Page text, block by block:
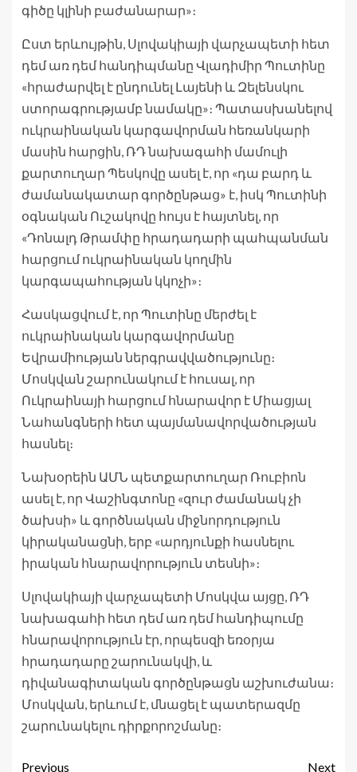
գիծը կլինի բաժանարար»։
Ըստ երևույթին, Սլովակիայի վարչապետի հետ
դեմ առ դեմ հանդիպմանը Վլադիմիր Պուտինը
«հրաժարվել է ընդունել Լայենի և Զելենսկու
ստորագրությամբ նամակը»։ Պատասխանելով
ուկրաինական կարգավորման հեռանկարի
մասին հարցին, ՌԴ նախագահի մամուլի
քարտուղար Պեսկովը ասել է, որ «դա բարդ և
ժամանակատար գործընթաց» է, իսկ Պուտինի
օգնական Ուշակովը հույս է հայտնել, որ
«Դոնալդ Թրամփը հրադադարի պահպանման
հարցում ուկրաինական կողմին
կարգապահության կկոչի»։
Հասկացվում է, որ Պուտինը մերժել է
ուկրաինական կարգավորմանը
Եվրամիության ներգրավվածությունը։
Մոսկվան շարունակում է հուսալ, որ
Ուկրաինայի հարցում հնարավոր է Միացյալ
Նահանգների հետ պայմանավորվածության
հասնել։
Նախօրեին ԱՄՆ պետքարտուղար Ռուբիոն
ասել է, որ Վաշինգտոնը «զուր ժամանակ չի
ծախսի» և գործնական միջնորդություն
կիրականացնի, երբ «արդյունքի հասնելու
իրական հնարավորություն տեսնի»։
Սլովակիայի վարչապետի Մոսկվա այցը, ՌԴ
նախագահի հետ դեմ առ դեմ հանդիպումը
հնարավորություն էր, որպեսզի եռօրյա
հրադադարը շարունակվի, և
դիվանագիտական գործընթացն աշխուժանա։
Մոսկվան, երևում է, մնացել է պատերազմը
շարունակելու դիրքորոշմանը։
Previous Next